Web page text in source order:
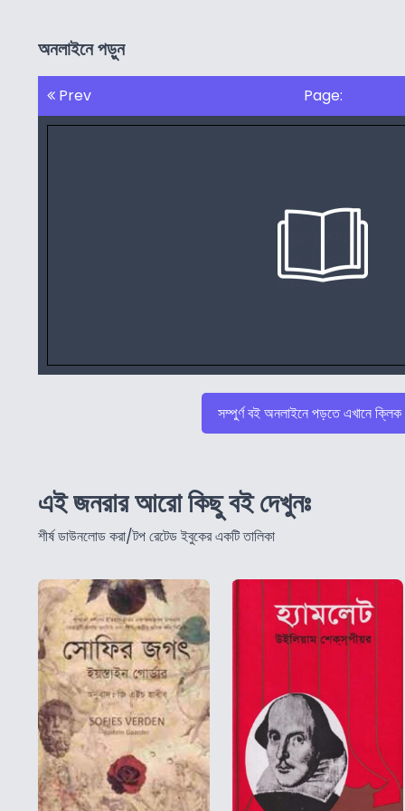
অনলাইনে পড়ুন
Prev Page:
সম্পুর্ণ বই অনলাইনে পড়তে এখানে
এই জনরার আরো কিছু বই দেখুনঃ
শীর্ষ ডাউনলোড করা/টপ রেটেড ইবুকের একটি তালিকা